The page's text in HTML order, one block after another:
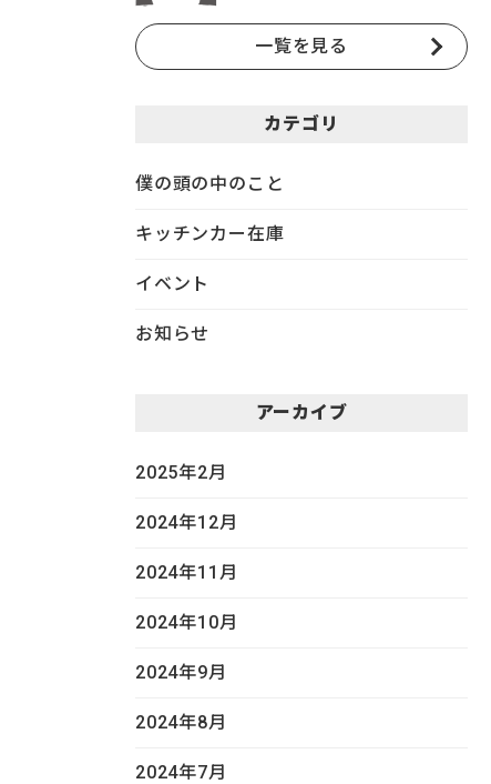
一覧を見る
カテゴリ
僕の頭の中のこと
キッチンカー在庫
イベント
お知らせ
アーカイブ
2025年2月
2024年12月
2024年11月
2024年10月
2024年9月
2024年8月
2024年7月